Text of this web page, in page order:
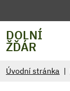
DOLNÍ
ŽĎÁR
Úvodní stránka